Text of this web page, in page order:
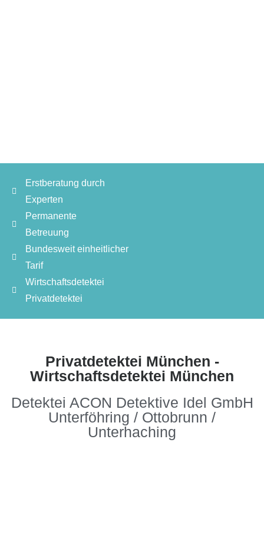
Erstberatung durch
Experten
Permanente
Betreuung
Bundesweit einheitlicher
Tarif
Wirtschaftsdetektei
Privatdetektei
Privatdetektei München -
Wirtschaftsdetektei München
Detektei ACON Detektive Idel GmbH
Unterföhring / Ottobrunn /
Unterhaching